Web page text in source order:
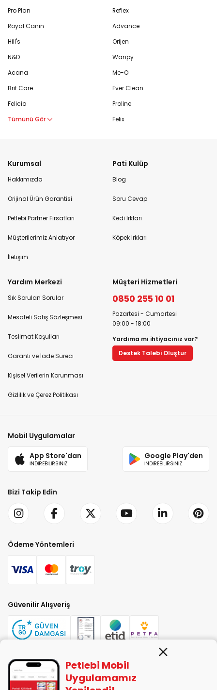
Pro Plan
Royal Canin
Hill's
N&D
Acana
Brit Care
Felicia
Tümünü Gör
Reflex
Advance
Orijen
Wanpy
Me-O
Ever Clean
Proline
Felix
Kurumsal
Hakkımızda
Orijinal Ürün Garantisi
Petlebi Partner Fırsatları
Müşterilerimiz Anlatıyor
İletişim
Pati Kulüp
Blog
Soru Cevap
Kedi Irkları
Köpek Irkları
Yardım Merkezi
Sık Sorulan Sorular
Mesafeli Satış Sözleşmesi
Teslimat Koşulları
Garanti ve İade Süreci
Kişisel Verilerin Korunması
Gizlilik ve Çerez Politikası
Müşteri Hizmetleri
0850 255 10 01
Pazartesi - Cumartesi
09:00 - 18:00
Yardıma mı ihtiyacınız var?
Destek Talebi Oluştur
Mobil Uygulamalar
App Store'dan
İNDİREBİLİRSİNİZ
Google Play'den
İNDİREBİLİRSİNİZ
Bizi Takip Edin
Ödeme Yöntemleri
Güvenilir Alışveriş
PETLEBİ EVCİL HAYVAN ÜRÜNLERİ PAZ. SAN. TİC. LTD. ŞTİ. Alaşarköy Mah.
1. Alaşar Cad. No: 9 Osmangazi/Bursa
Petlebi Mobil
Uygulamamız